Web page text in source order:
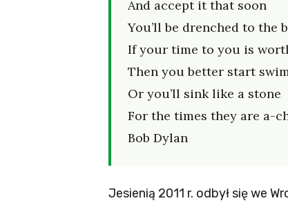
And accept it that soon
You’ll be drenched to the
If your time to you is
Then you better start
Or you’ll sink like a stone
For the times they are a-
Bob Dylan
Jesienią 2011 r. odbył się we